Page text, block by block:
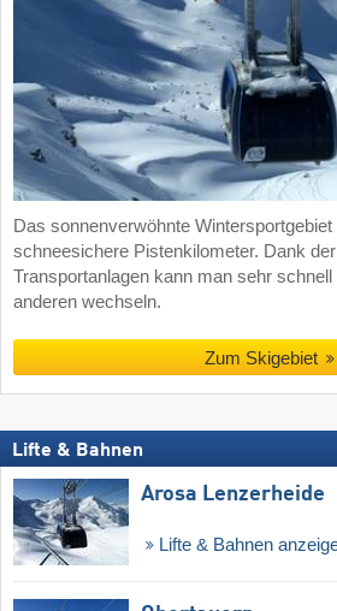
Das sonnenverwöhnte Wintersportgebiet
schneesichere Pistenkilometer. Dank
Transportanlagen kann man sehr
anderen wechseln.
Zum Skigebiet
Lifte & Bahnen
Arosa Lenzerheide
Lifte & Bahnen